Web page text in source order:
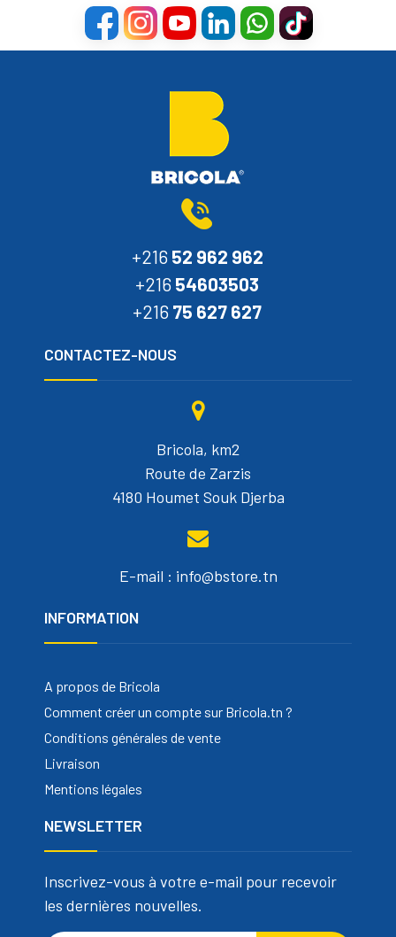
+216 52 962 962
+216 54603503
+216 75 627 627
CONTACTEZ-NOUS
Bricola, km2
Route de Zarzis
4180 Houmet Souk Djerba
E-mail : info@bstore.tn
INFORMATION
A propos de Bricola
Comment créer un compte sur Bricola.tn ?
Conditions générales de vente
Livraison
Mentions légales
NEWSLETTER
Inscrivez-vous à votre e-mail pour recevoir
les dernières nouvelles.